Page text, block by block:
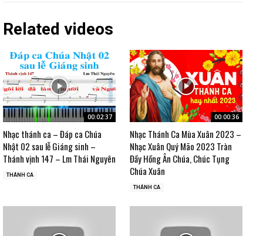
Related videos
00:02:37
Nhạc thánh ca – Đáp ca Chúa
Nhật 02 sau lễ Giáng sinh –
Thánh vịnh 147 – Lm Thái Nguyên
THÁNH CA
00:00:36
Nhạc Thánh Ca Mùa Xuân 2023 –
Nhạc Xuân Quý Mão 2023 Tràn
Đầy Hồng Ân Chúa, Chúc Tụng
Chúa Xuân
THÁNH CA